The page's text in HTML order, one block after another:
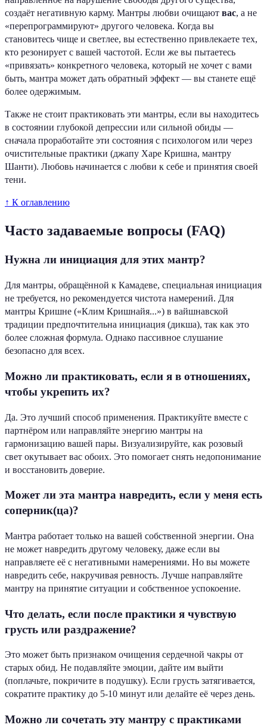
создаёт негативную карму. Мантры любви очищают вас, а не
«перепрограммируют» другого человека. Когда вы
становитесь чище и светлее, вы естественно привлекаете тех,
кто резонирует с вашей частотой. Если же вы пытаетесь
«привязать» конкретного человека, который не хочет с вами
быть, мантра может дать обратный эффект — вы станете ещё
более одержимым.
Также не стоит практиковать эти мантры, если вы находитесь
в состоянии глубокой депрессии или сильной обиды —
сначала проработайте эти состояния с психологом или через
очистительные практики (джапу Харе Кришна, мантру
Шанти). Любовь начинается с любви к себе и принятия своей
тени.
↑ К оглавлению
Часто задаваемые вопросы (FAQ)
Нужна ли инициация для этих мантр?
Для мантры, обращённой к Камадеве, специальная инициация
не требуется, но рекомендуется чистота намерений. Для
мантры Кришне («Клим Кришнайя...») в вайшнавской
традиции предпочтительна инициация (дикша), так как это
более сложная формула. Однако пассивное слушание
безопасно для всех.
Можно ли практиковать, если я в отношениях,
чтобы укрепить их?
Да. Это лучший способ применения. Практикуйте вместе с
партнёром или направляйте энергию мантры на
гармонизацию вашей пары. Визуализируйте, как розовый
свет окутывает вас обоих. Это помогает снять недопонимание
и восстановить доверие.
Может ли эта мантра навредить, если у меня есть
соперник(ца)?
Мантра работает только на вашей собственной энергии. Она
не может навредить другому человеку, даже если вы
направляете её с негативными намерениями. Но вы можете
навредить себе, накручивая ревность. Лучше направляйте
мантру на принятие ситуации и собственное успокоение.
Что делать, если после практики я чувствую
грусть или раздражение?
Это может быть признаком очищения сердечной чакры от
старых обид. Не подавляйте эмоции, дайте им выйти
(поплачьте, покричите в подушку). Если грусть затягивается,
сократите практику до 5-10 минут или делайте её через день.
Можно ли сочетать эту мантру с практиками